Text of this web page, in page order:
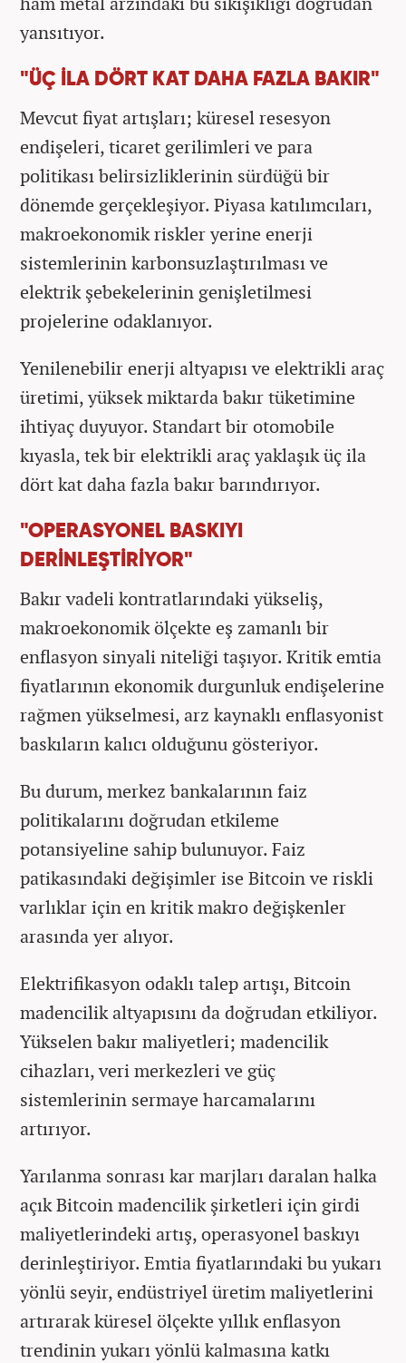
yansıtıyor.
"ÜÇ İLA DÖRT KAT DAHA FAZLA BAKIR"
Mevcut fiyat artışları; küresel resesyon
endişeleri, ticaret gerilimleri ve para
politikası belirsizliklerinin sürdüğü bir
dönemde gerçekleşiyor. Piyasa katılımcıları,
makroekonomik riskler yerine enerji
sistemlerinin karbonsuzlaştırılması ve
elektrik şebekelerinin genişletilmesi
projelerine odaklanıyor.
Yenilenebilir enerji altyapısı ve elektrikli araç
üretimi, yüksek miktarda bakır tüketimine
ihtiyaç duyuyor. Standart bir otomobile
kıyasla, tek bir elektrikli araç yaklaşık üç ila
dört kat daha fazla bakır barındırıyor.
"OPERASYONEL BASKIYI
DERİNLEŞTİRİYOR"
Bakır vadeli kontratlarındaki yükseliş,
makroekonomik ölçekte eş zamanlı bir
enflasyon sinyali niteliği taşıyor. Kritik emtia
fiyatlarının ekonomik durgunluk endişelerine
rağmen yükselmesi, arz kaynaklı enflasyonist
baskıların kalıcı olduğunu gösteriyor.
Bu durum, merkez bankalarının faiz
politikalarını doğrudan etkileme
potansiyeline sahip bulunuyor. Faiz
patikasındaki değişimler ise Bitcoin ve riskli
varlıklar için en kritik makro değişkenler
arasında yer alıyor.
Elektrifikasyon odaklı talep artışı, Bitcoin
madencilik altyapısını da doğrudan etkiliyor.
Yükselen bakır maliyetleri; madencilik
cihazları, veri merkezleri ve güç
sistemlerinin sermaye harcamalarını
artırıyor.
Yarılanma sonrası kar marjları daralan halka
açık Bitcoin madencilik şirketleri için girdi
maliyetlerindeki artış, operasyonel baskıyı
derinleştiriyor. Emtia fiyatlarındaki bu yukarı
yönlü seyir, endüstriyel üretim maliyetlerini
artırarak küresel ölçekte yıllık enflasyon
trendinin yukarı yönlü kalmasına katkı